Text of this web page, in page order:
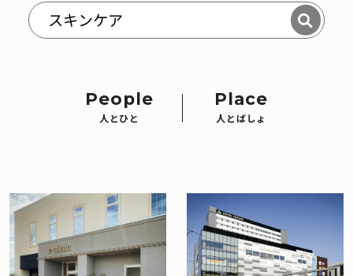
People
人とひと
Place
人とばしょ